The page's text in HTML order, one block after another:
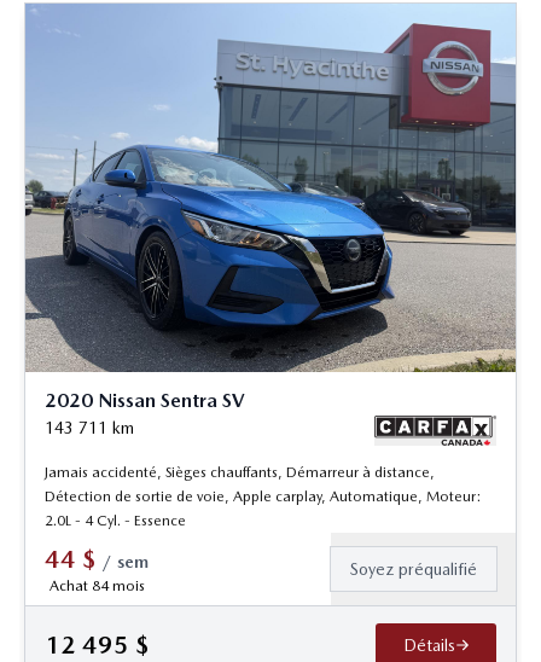
2020 Nissan Sentra SV
143 711 km
Jamais accidenté, Sièges chauffants, Démarreur à distance,
Détection de sortie de voie, Apple carplay, Automatique, Moteur:
2.0L - 4 Cyl. - Essence
44 $ / sem
Achat 84 mois
Soyez préqualifié
12 495 $ Détails